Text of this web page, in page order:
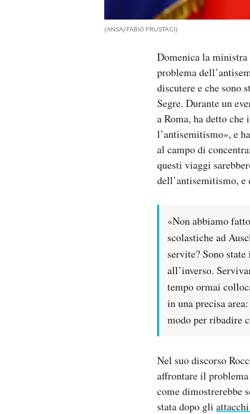
(ANSA/FABIO FRUSTACI)
Domenica la
problema
discutere e che
Segre. Durante un
a Roma, ha detto
l’antisemitismo», e
al campo di
questi viaggi
dell’antisemitismo, e
«Non abbiamo
scolastiche ad
servite? Sono
all’inverso.
tempo ormai
in una precisa
modo per ribadire
Nel suo discorso
affrontare il
come dimostrerebbe
stata dopo gli